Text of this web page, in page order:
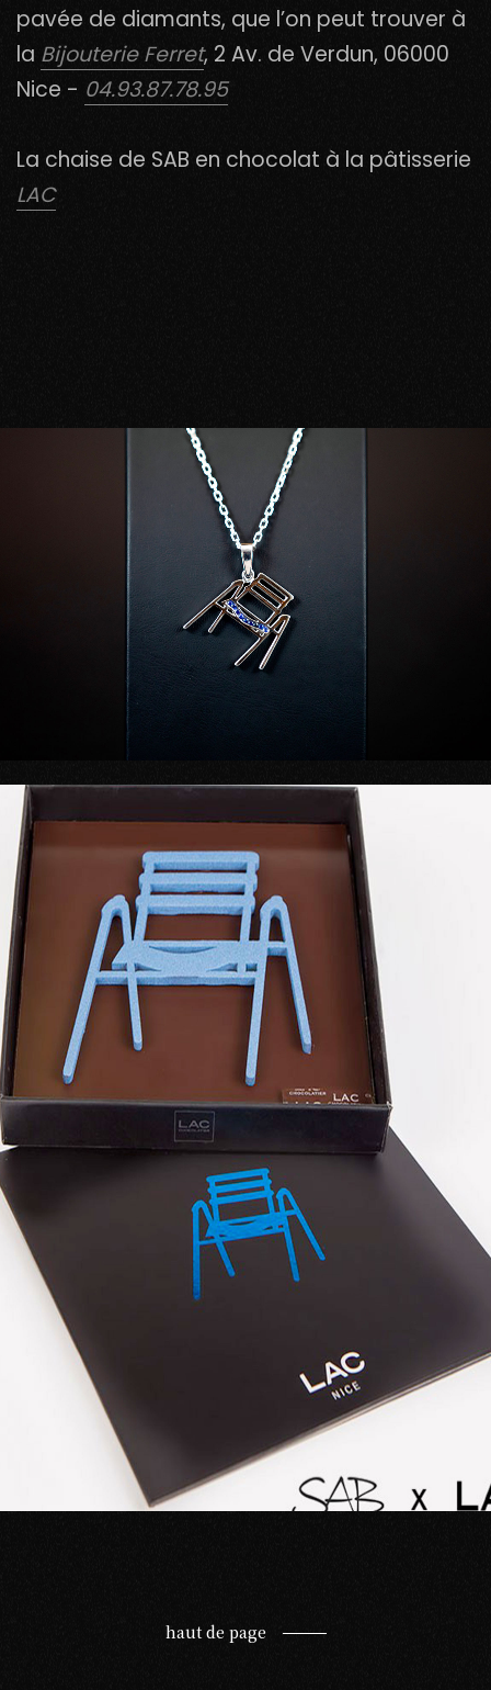
pavée de diamants, que l’on peut trouver à
la Bijouterie Ferret, 2 Av. de Verdun, 06000
Nice - 04.93.87.78.95
La chaise de SAB en chocolat à la pâtisserie
LAC
haut de page